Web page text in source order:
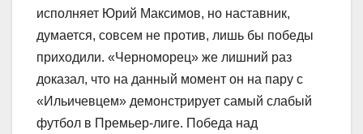
исполняет Юрий Максимов, но наставник,
думается, совсем не против, лишь бы победы
приходили. «Черноморец» же лишний раз
доказал, что на данный момент он на пару с
«Ильичевцем» демонстрирует самый слабый
футбол в Премьер-лиге. Победа над